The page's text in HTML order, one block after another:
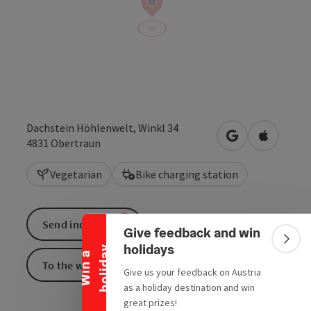
W
i
n
a
h
o
l
i
d
a y
Collapse banner
Give feedback and win
holidays
Give us your feedback on Austria
as a holiday destination and win
great prizes!
Dachstein Höhlenwelt, Winkl 34
4831 Obertraun open inOpen in
Vegetarian Bike charging station
Send inquiry
To the website